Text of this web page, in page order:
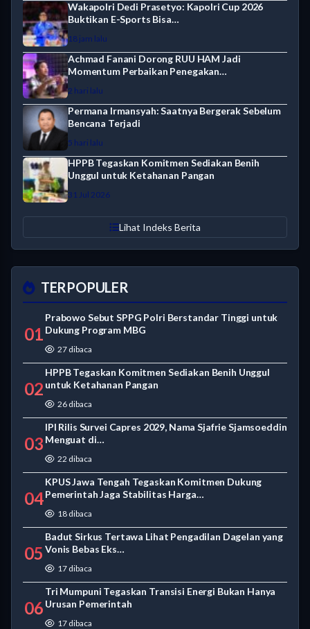
Wakapolri Dedi Prasetyo: Kapolri Cup 2026
Buktikan E-Sports Bisa…
18 jam lalu
Achmad Fanani Dorong RUU HAM Jadi
Momentum Perbaikan Penegakan…
2 hari lalu
Permana Irmansyah: Saatnya Bergerak Sebelum
Bencana Terjadi
5 hari lalu
HPPB Tegaskan Komitmen Sediakan Benih
Unggul untuk Ketahanan Pangan
31 Jul 2026
Lihat Indeks Berita
TERPOPULER
01
Prabowo Sebut SPPG Polri Berstandar Tinggi untuk
Dukung Program MBG
27 dibaca
02
HPPB Tegaskan Komitmen Sediakan Benih Unggul
untuk Ketahanan Pangan
26 dibaca
03
IPI Rilis Survei Capres 2029, Nama Sjafrie Sjamsoeddin
Menguat di…
22 dibaca
04
KPUS Jawa Tengah Tegaskan Komitmen Dukung
Pemerintah Jaga Stabilitas Harga…
18 dibaca
05
Badut Sirkus Tertawa Lihat Pengadilan Dagelan yang
Vonis Bebas Eks…
17 dibaca
06
Tri Mumpuni Tegaskan Transisi Energi Bukan Hanya
Urusan Pemerintah
17 dibaca